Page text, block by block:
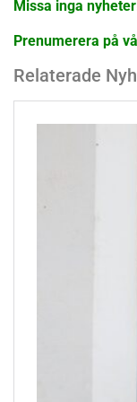
Missa inga
Prenumerera på
Relaterade